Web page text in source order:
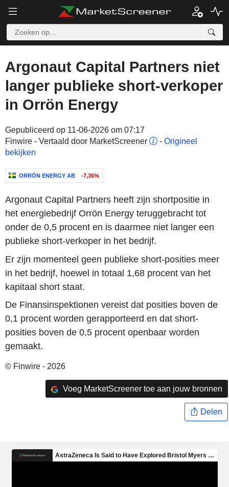
Argonaut Capital Partners niet
langer publieke short-verkoper
in Orrön Energy
Gepubliceerd op 11-06-2026 om 07:17
Finwire - Vertaald door MarketScreener
- Origineel
bekijken
ORRÖN ENERGY AB -7,36%
Argonaut Capital Partners heeft zijn shortpositie in
het energiebedrijf Orrön Energy teruggebracht tot
onder de 0,5 procent en is daarmee niet langer een
publieke short-verkoper in het bedrijf.
Er zijn momenteel geen publieke short-posities meer
in het bedrijf, hoewel in totaal 1,68 procent van het
kapitaal short staat.
De Finansinspektionen vereist dat posities boven de
0,1 procent worden gerapporteerd en dat short-
posities boven de 0,5 procent openbaar worden
gemaakt.
© Finwire - 2026
Voeg MarketScreener toe aan jouw bronnen
Delen